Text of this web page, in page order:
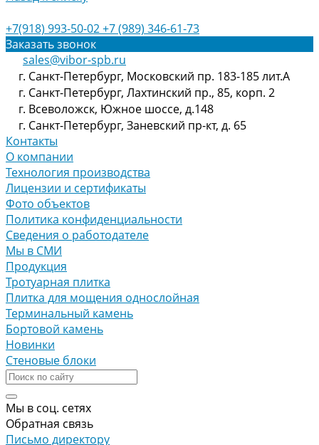
+7(918) 993-50-02+7 (989) 346-61-73
Заказать звонок
sales@vibor-spb.ru
г. Санкт-Петербург, Московский пр. 183-185 лит.А
г. Санкт-Петербург, Лахтинский пр., 85, корп. 2
г. Всеволожск, Южное шоссе, д.148
г. Санкт-Петербург, Заневский пр-кт, д. 65
Контакты
О компании
Технология производства
Лицензии и сертификаты
Фото объектов
Политика конфиденциальности
Сведения о работодателе
Мы в СМИ
Продукция
Тротуарная плитка
Плитка для мощения однослойная
Терминальный камень
Бортовой камень
Новинки
Стеновые блоки
Мы в соц. сетях
Обратная связь
Письмо директору